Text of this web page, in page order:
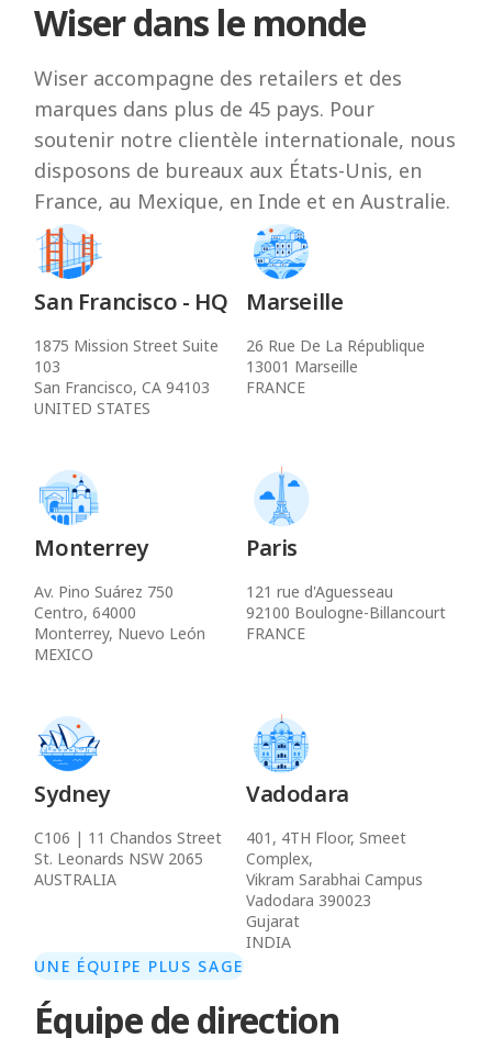
Wiser dans le monde
Wiser accompagne des retailers et des
marques dans plus de 45 pays. Pour
soutenir notre clientèle internationale, nous
disposons de bureaux aux États-Unis, en
France, au Mexique, en Inde et en Australie.
San Francisco - HQ
1875 Mission Street Suite
103
San Francisco, CA 94103
UNITED STATES
Marseille
26 Rue De La République
13001 Marseille
FRANCE
Monterrey
Av. Pino Suárez 750
Centro, 64000
Monterrey, Nuevo León
MEXICO
Paris
121 rue d'Aguesseau
92100 Boulogne-Billancourt
FRANCE
Sydney
C106 | 11 Chandos Street
St. Leonards NSW 2065
AUSTRALIA
Vadodara
401, 4TH Floor, Smeet
Complex,
Vikram Sarabhai Campus
Vadodara 390023
Gujarat
INDIA
UNE ÉQUIPE PLUS SAGE
Équipe de direction